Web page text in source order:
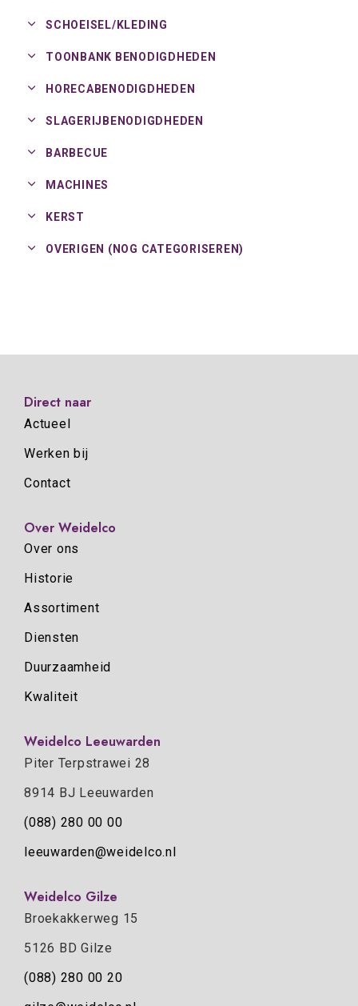
SCHOEISEL/ KLEDING
TOONBANK BENODIGDHEDEN
HORECABENODIGDHEDEN
SLAGERIJBENODIGDHEDEN
BARBECUE
MACHINES
KERST
OVERIGEN (NOG CATEGORISEREN)
Direct naar
Actueel
Werken bij
Contact
Over Weidelco
Over ons
Historie
Assortiment
Diensten
Duurzaamheid
Kwaliteit
Weidelco Leeuwarden
Piter Terpstrawei 28
8914 BJ Leeuwarden
(088) 280 00 00
leeuwarden@weidelco.nl
Weidelco Gilze
Broekakkerweg 15
5126 BD Gilze
(088) 280 00 20